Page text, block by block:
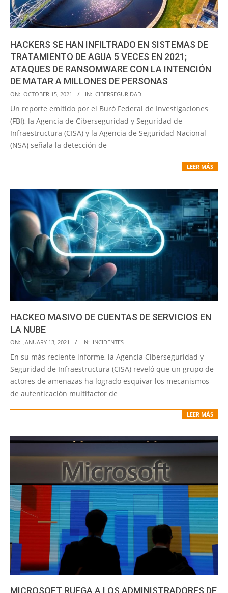
HACKERS SE HAN INFILTRADO EN SISTEMAS DE
TRATAMIENTO DE AGUA 5 VECES EN 2021;
ATAQUES DE RANSOMWARE CON LA INTENCIÓN
DE MATAR A MILLONES DE PERSONAS
2021-
10-
15
ON: OCTOBER 15, 2021 IN: CIBERSEGURIDAD
Un reporte emitido por el Buró Federal de Investigaciones
(FBI), la Agencia de Ciberseguridad y Seguridad de
Infraestructura (CISA) y la Agencia de Seguridad Nacional
(NSA) señala la detección de
LEER MÁS
HACKEO MASIVO DE CUENTAS DE SERVICIOS EN
LA NUBE
2021-
01-
13
ON: JANUARY 13, 2021 IN: INCIDENTES
En su más reciente informe, la Agencia Ciberseguridad y
Seguridad de Infraestructura (CISA) reveló que un grupo de
actores de amenazas ha logrado esquivar los mecanismos
de autenticación multifactor de
LEER MÁS
MICROSOFT RUEGA A LOS ADMINISTRADORES DE